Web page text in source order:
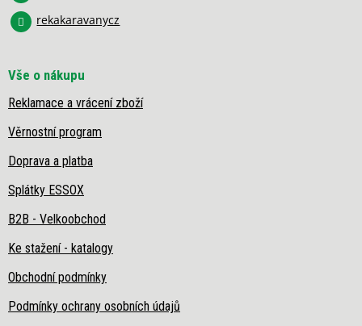
rekakaravanycz
Vše o nákupu
Reklamace a vrácení zboží
Věrnostní program
Doprava a platba
Splátky ESSOX
B2B - Velkoobchod
Ke stažení - katalogy
Obchodní podmínky
Podmínky ochrany osobních údajů